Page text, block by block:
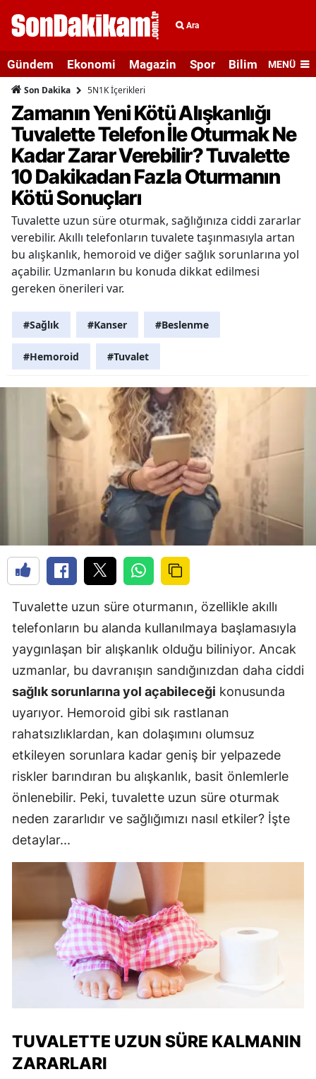
Ara
Gündem Ekonomi Magazin Spor Bilim veMENÜ
Son Dakika 5N1K İçerikleri
Zamanın Yeni Kötü Alışkanlığı
Tuvalette Telefon İle Oturmak Ne
Kadar Zarar Verebilir? Tuvalette
10 Dakikadan Fazla Oturmanın
Kötü Sonuçları
Tuvalette uzun süre oturmak, sağlığınıza ciddi zararlar
verebilir. Akıllı telefonların tuvalete taşınmasıyla artan
bu alışkanlık, hemoroid ve diğer sağlık sorunlarına yol
açabilir. Uzmanların bu konuda dikkat edilmesi
gereken önerileri var.
#Sağlık #Kanser #Beslenme
#Hemoroid #Tuvalet
Tuvalette uzun süre oturmanın, özellikle akıllı
telefonların bu alanda kullanılmaya başlamasıyla
yaygınlaşan bir alışkanlık olduğu biliniyor. Ancak
uzmanlar, bu davranışın sandığınızdan daha ciddi
sağlık sorunlarına yol açabileceği konusunda
uyarıyor. Hemoroid gibi sık rastlanan
rahatsızlıklardan, kan dolaşımını olumsuz
etkileyen sorunlara kadar geniş bir yelpazede
riskler barındıran bu alışkanlık, basit önlemlerle
önlenebilir. Peki, tuvalette uzun süre oturmak
neden zararlıdır ve sağlığımızı nasıl etkiler? İşte
detaylar...
TUVALETTE UZUN SÜRE KALMANIN
ZARARLARI